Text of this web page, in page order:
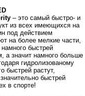
– это самый быстро- и
из всех имеющихся на
под действием
на более мелкие части,
быстрей
а значит намного больше
гидролизованому
быстрей растут,
быстрей
в спорте!